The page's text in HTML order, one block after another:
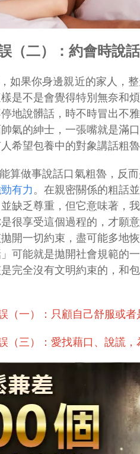
（二）：約會時說
如果你身邊親近的家人，
是不是會覺得特別無奈和
地說髒話，時不時冒出不
氣的紳士，一張嘴就是滿
希望包養中的對象講話粗
算做事說話口氣粗魯，反
有力 。在親密關係的粗話
缺乏尊重，但它意味著，
很享受這個過程的，才願
開一切約束，盡可能多地
可能就是拋開社會規範的
完全沒有文明約束的，和
（一）：只顧自己舒服或者
（三）：愛找藉口、說謊